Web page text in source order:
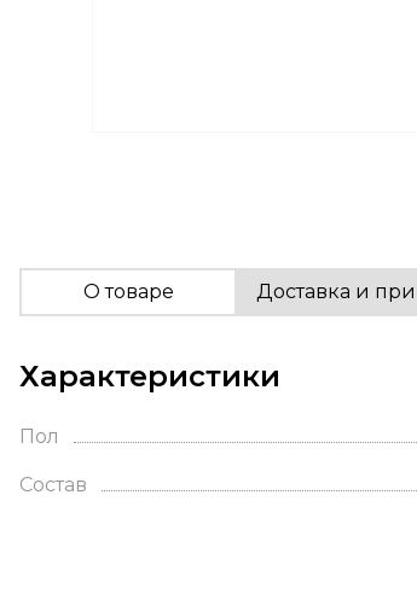
О товаре Доставка и
Характеристики
Пол
Состав